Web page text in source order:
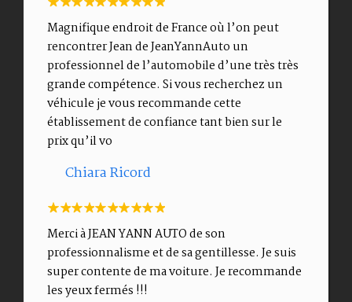
Magnifique endroit de France où l’on peut
rencontrer Jean de JeanYannAuto un
professionnel de l’automobile d’une très très
grande compétence. Si vous recherchez un
véhicule je vous recommande cette
établissement de confiance tant bien sur le
prix qu’il vo
Chiara Ricord
Merci à JEAN YANN AUTO de son
professionnalisme et de sa gentillesse. Je suis
super contente de ma voiture. Je recommande
les yeux fermés !!!